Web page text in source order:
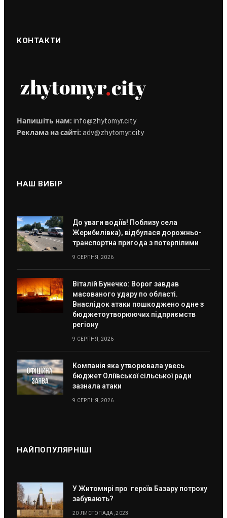
КОНТАКТИ
Напишіть нам: info@zhytomyr.city
Реклама на сайті: adv@zhytomyr.city
НАШ ВИБІР
До уваги водіїв! Поблизу села
Жерибилівка), відбулася дорожньо-
транспортна пригода з потерпілими
9 СЕРПНЯ, 2026
Віталій Бунечко: Ворог завдав
масованого удару по області.
Внаслідок атаки пошкоджено одне з
бюджетоутворюючих підприємств
регіону
9 СЕРПНЯ, 2026
Компанія яка утворювала увесь
бюджет Оліївської сільської ради
зазнала атаки
9 СЕРПНЯ, 2026
НАЙПОПУЛЯРНІШІ
У Житомирі про героїв Базару потроху
забувають?
20 ЛИСТОПАДА, 2023